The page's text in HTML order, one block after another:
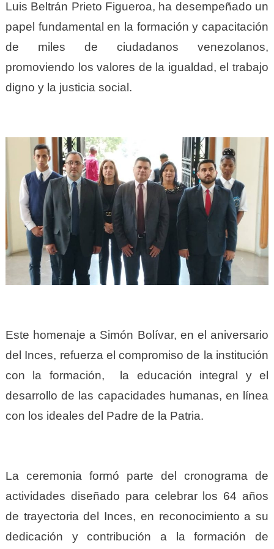
Luis Beltrán Prieto Figueroa, ha desempeñado un
papel fundamental en la formación y capacitación
de miles de ciudadanos venezolanos,
promoviendo los valores de la igualdad, el trabajo
digno y la justicia social.
Este homenaje a Simón Bolívar, en el aniversario
del Inces, refuerza el compromiso de la institución
con la formación, la educación integral y el
desarrollo de las capacidades humanas, en línea
con los ideales del Padre de la Patria.
La ceremonia formó parte del cronograma de
actividades diseñado para celebrar los 64 años
de trayectoria del Inces, en reconocimiento a su
dedicación y contribución a la formación de